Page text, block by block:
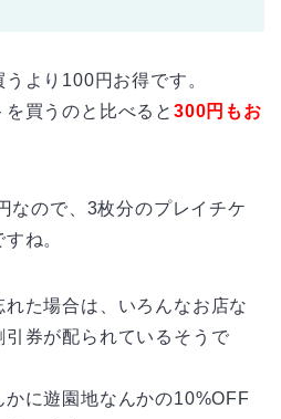
より100円お得です。
買うのと比べると 300円もお
なので、3枚分のプレイチケ
ね。
た場合は、いろんなお店な
券が配られているそうで
かに遊園地なんかの10%OFF